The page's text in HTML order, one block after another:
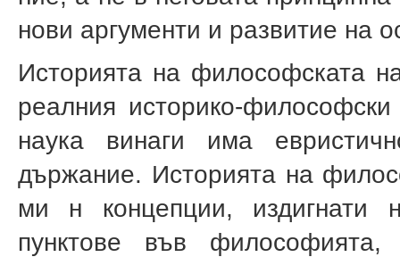
нови аргументи и развитие на
Историята на философската
реалния историко-
наука винаги има
държание. Историята на
ми н концепции, издигнати
пунктове във